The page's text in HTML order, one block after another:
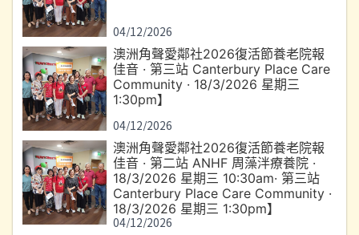
04/12/2026
澳洲角聲愛鄰社2026復活節養老院報
佳音 · 第三站 Canterbury Place Care
Community · 18/3/2026 星期三
1:30pm】
04/12/2026
澳洲角聲愛鄰社2026復活節養老院報
佳音 · 第二站 ANHF 周藻泮療養院 ·
18/3/2026 星期三 10:30am· 第三站
Canterbury Place Care Community ·
18/3/2026 星期三 1:30pm】
04/12/2026